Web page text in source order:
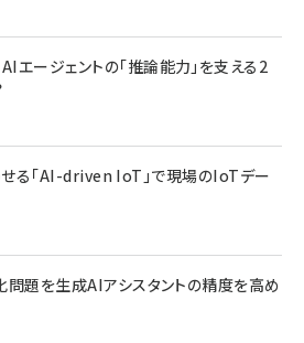
エージェントの「推論能力」を支える2
る「AI-driven IoT」で現場のIoTデー
問題を生成AIアシスタントの精度を高め